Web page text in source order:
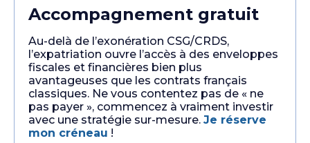
Accompagnement gratuit
Au-delà de l’exonération CSG/CRDS,
l’expatriation ouvre l’accès à des enveloppes
fiscales et financières bien plus
avantageuses que les contrats français
classiques. Ne vous contentez pas de « ne
pas payer », commencez à vraiment investir
avec une stratégie sur-mesure. Je réserve
mon créneau !